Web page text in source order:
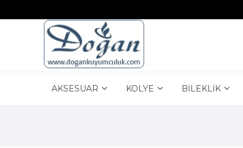
AKSESUAR KOLYE BİLEKLİK